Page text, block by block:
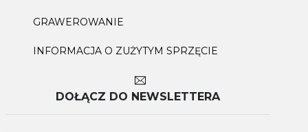
GRAWEROWANIE
INFORMACJA O ZUŻYTYM SPRZĘCIE
DOŁĄCZ DO NEWSLETTERA